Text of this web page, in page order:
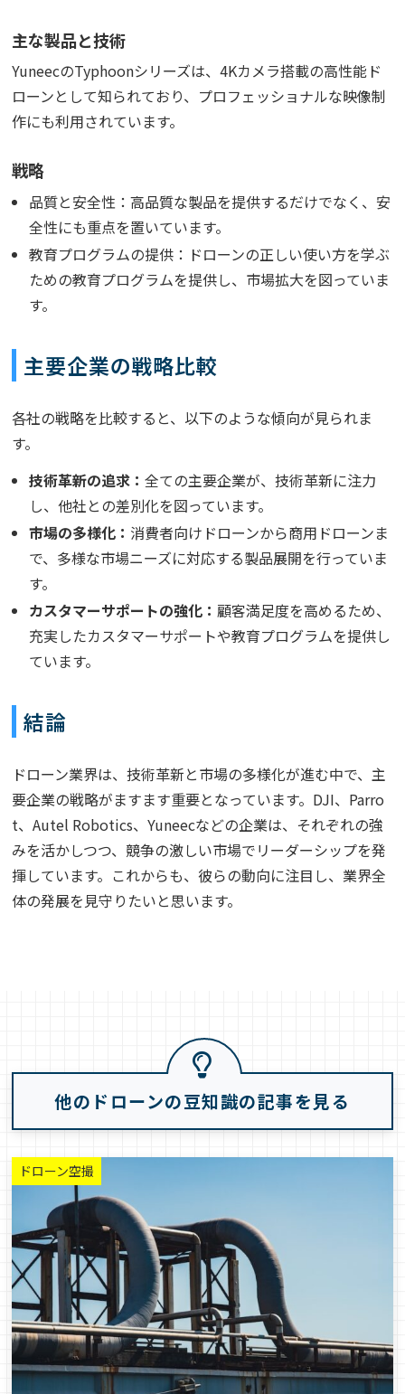
主な製品と技術
YuneecのTyphoonシリーズは、4Kカメラ搭載の高性能ド
ローンとして知られており、プロフェッショナルな映像制
作にも利用されています。
戦略
品質と安全性：高品質な製品を提供するだけでなく、安
全性にも重点を置いています。
教育プログラムの提供：ドローンの正しい使い方を学ぶ
ための教育プログラムを提供し、市場拡大を図っていま
す。
主要企業の戦略比較
各社の戦略を比較すると、以下のような傾向が見られま
す。
技術革新の追求：全ての主要企業が、技術革新に注力
し、他社との差別化を図っています。
市場の多様化： 消費者向けドローンから商用ドローンま
で、多様な市場ニーズに対応する製品展開を行っていま
す。
カスタマーサポートの強化：顧客満足度を高めるため、
充実したカスタマーサポートや教育プログラムを提供し
ています。
結論
ドローン業界は、技術革新と市場の多様化が進む中で、主
要企業の戦略がますます重要となっています。DJI、Parro
t、Autel Robotics、Yuneecなどの企業は、それぞれの強
みを活かしつつ、競争の激しい市場でリーダーシップを発
揮しています。これからも、彼らの動向に注目し、業界全
体の発展を見守りたいと思います。
他のドローンの豆知識の記事を見る
ドローン空撮